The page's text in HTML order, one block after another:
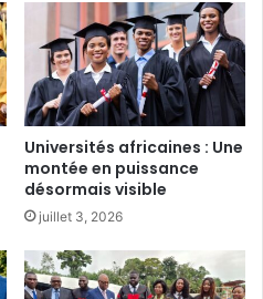
Universités africaines : Une
montée en puissance
désormais visible
juillet 3, 2026